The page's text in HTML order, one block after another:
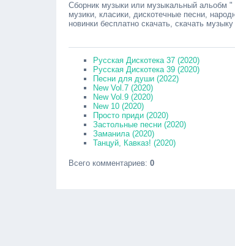
Сборник музыки или музыкальный альобм "
музики, класики, дискотечные песни,
новинки бесплатно скачать, скачать
Русская Дискотека 37 (2020)
Русская Дискотека 39 (2020)
Песни для души (2022)
New Vol.7 (2020)
New Vol.9 (2020)
New 10 (2020)
Просто приди (2020)
Застольные песни (2020)
Заманила (2020)
Танцуй, Кавказ! (2020)
Всего комментариев: 0